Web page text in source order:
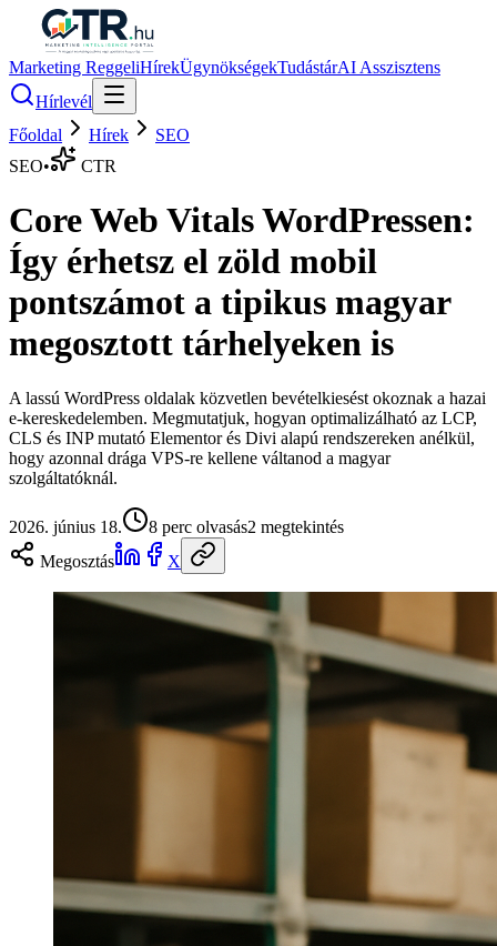
Marketing ReggeliHírekÜgynökségekTudástárAI Asszisztens
Hírlevél
Főoldal
Hírek
SEO
SEO• CTR
Core Web Vitals WordPressen:
Így érhetsz el zöld mobil
pontszámot a tipikus magyar
megosztott tárhelyeken is
A lassú WordPress oldalak közvetlen bevételkiesést okoznak a hazai
e-kereskedelemben. Megmutatjuk, hogyan optimalizálható az LCP,
CLS és INP mutató Elementor és Divi alapú rendszereken anélkül,
hogy azonnal drága VPS-re kellene váltanod a magyar
szolgáltatóknál.
2026. június 18. 8 perc olvasás2 megtekintés
Megosztás
X